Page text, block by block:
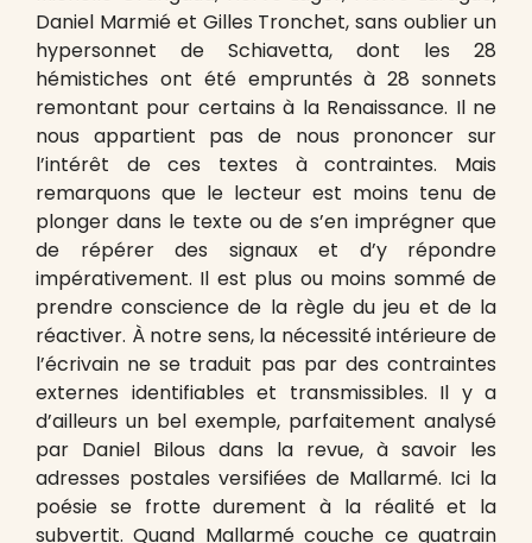
Daniel Marmié et Gilles Tronchet, sans oublier un
hypersonnet de Schiavetta, dont les 28
hémistiches ont été empruntés à 28 sonnets
remontant pour certains à la Renaissance. Il ne
nous appartient pas de nous prononcer sur
l’intérêt de ces textes à contraintes. Mais
remarquons que le lecteur est moins tenu de
plonger dans le texte ou de s’en imprégner que
de répérer des signaux et d’y répondre
impérativement. Il est plus ou moins sommé de
prendre conscience de la règle du jeu et de la
réactiver. À notre sens, la nécessité intérieure de
l’écrivain ne se traduit pas par des contraintes
externes identifiables et transmissibles. Il y a
d’ailleurs un bel exemple, parfaitement analysé
par Daniel Bilous dans la revue, à savoir les
adresses postales versifiées de Mallarmé. Ici la
poésie se frotte durement à la réalité et la
subvertit. Quand Mallarmé couche ce quatrain